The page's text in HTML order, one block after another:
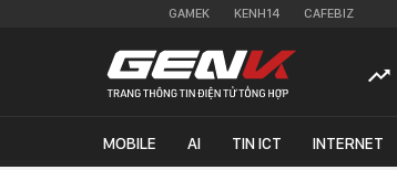
GAMEK KENH14 CAFEBIZ
MOBILE AI TIN ICT INTERNET